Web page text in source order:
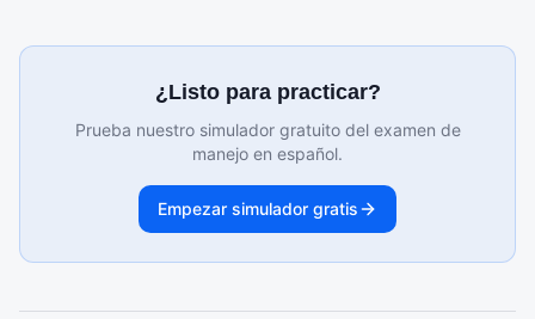
¿Listo para practicar?
Prueba nuestro simulador gratuito del examen de
manejo en español.
Empezar simulador gratis